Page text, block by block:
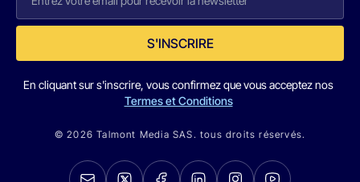
S'INSCRIRE
En cliquant sur s'inscrire, vous confirmez que vous acceptez nos
Termes et Conditions
© 2026 Talmont Media SAS. tous droits réservés.